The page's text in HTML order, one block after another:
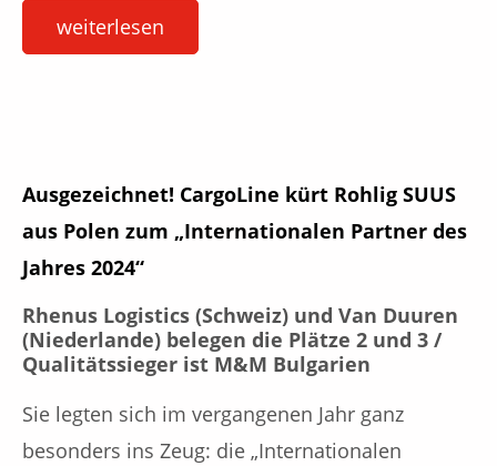
weiterlesen
Ausgezeichnet! CargoLine kürt Rohlig SUUS
aus Polen zum „Internationalen Partner des
Jahres 2024“
Rhenus Logistics (Schweiz) und Van Duuren
(Niederlande) belegen die Plätze 2 und 3 /
Qualitätssieger ist M&M Bulgarien
Sie legten sich im vergangenen Jahr ganz
besonders ins Zeug: die „Internationalen